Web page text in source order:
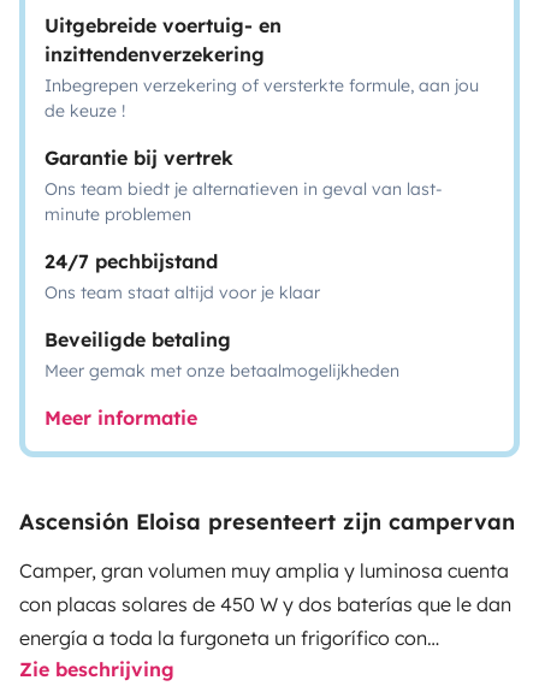
Uitgebreide voertuig- en
inzittendenverzekering
Inbegrepen verzekering of versterkte formule, aan jou
de keuze !
Garantie bij vertrek
Ons team biedt je alternatieven in geval van last-
minute problemen
24/7 pechbijstand
Ons team staat altijd voor je klaar
Beveiligde betaling
Meer gemak met onze betaalmogelijkheden
Meer informatie
Ascensión Eloisa presenteert zijn campervan
Camper, gran volumen muy amplia y luminosa cuenta
con placas solares de 450 W y dos baterías que le dan
energía a toda la furgoneta un frigorífico con
congelador bastante amplio boiler para el agua
Zie beschrijving